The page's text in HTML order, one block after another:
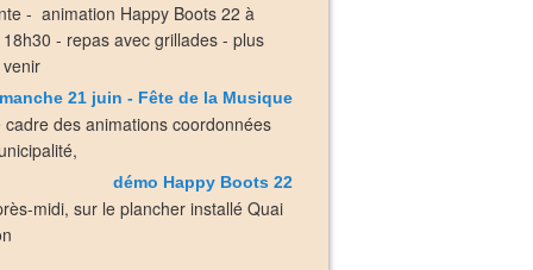
- animation Happy Boots 22 à
- repas avec grillades - plus
21 juin - Fête de la Musique
cadre des animations coordonnées
démo Happy Boots 22
midi, sur le plancher installé Quai